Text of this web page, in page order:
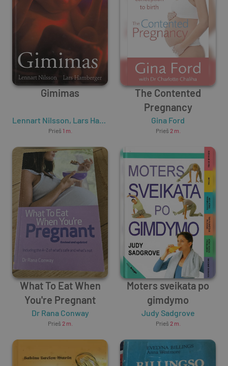
Gimimas
Lennart Nilsson, Lars Hamberger
Prieš 1 m.
The Contented
Pregnancy
Gina Ford
Prieš 2 m.
What To Eat When
You're Pregnant
Dr Rana Conway
Prieš 2 m.
Moters sveikata po
gimdymo
Judy Sadgrove
Prieš 2 m.